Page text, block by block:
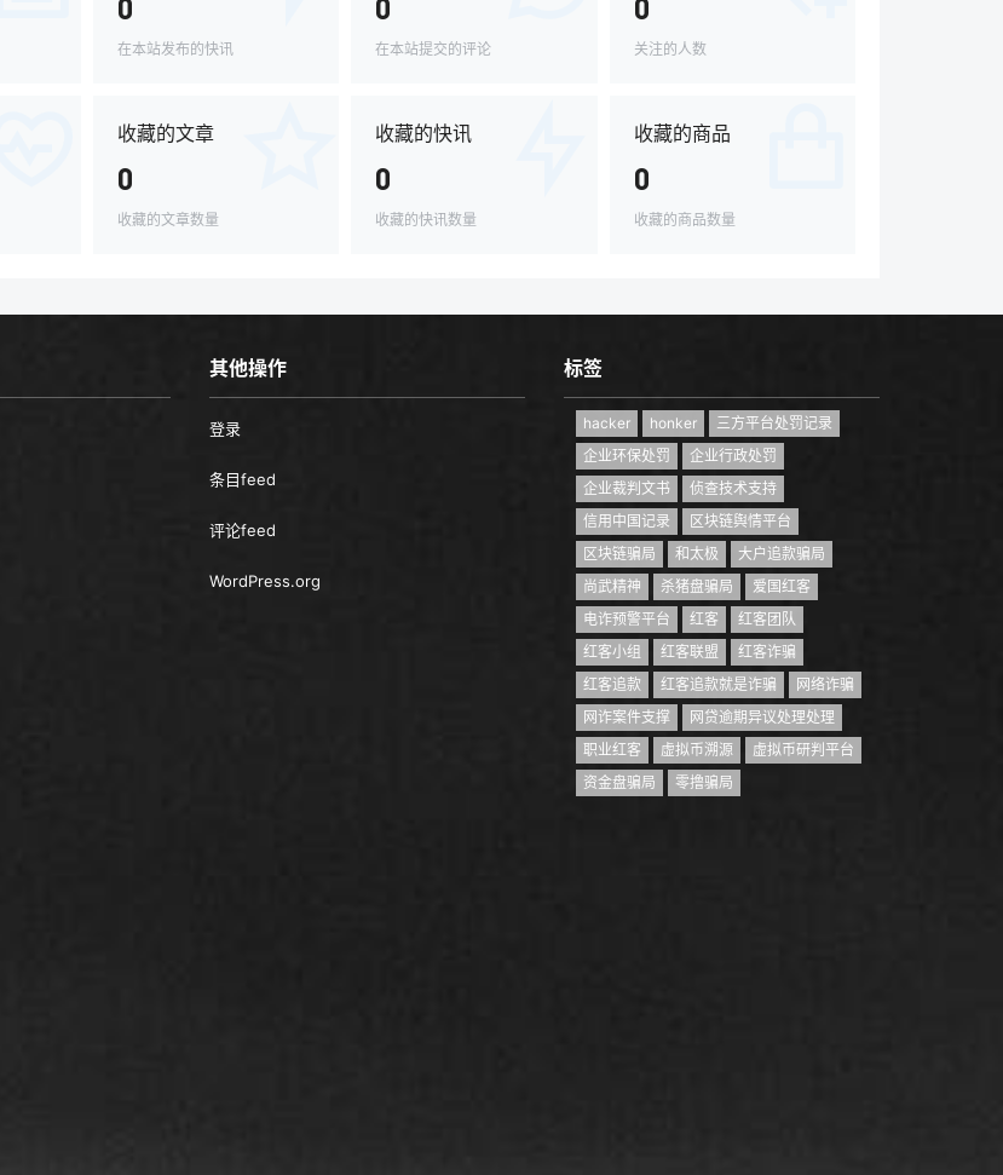
0
在本站发布的快讯
0
在本站提交的评论
0
关注的人数
收藏的文章
0
收藏的文章数量
收藏的快讯
0
收藏的快讯数量
收藏的商品
0
收藏的商品数量
其他操作
登录
条目feed
评论feed
WordPress.org
标签
hacker honker
三方平台处罚记录
企业环保处罚
企业行政处罚
企业裁判文书
侦查技术支持
信用中国记录
区块链舆情平台
区块链骗局
和太极
大户追款骗局
尚武精神
杀猪盘骗局
爱国红客
电诈预警平台
红客
红客团队
红客小组
红客联盟
红客诈骗
红客追款
红客追款就是诈骗
网络诈骗
网诈案件支撑
网贷逾期异议处理处理
职业红客
虚拟币溯源
虚拟币研判平台
资金盘骗局
零撸骗局